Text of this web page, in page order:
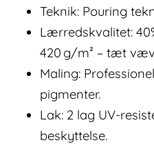
Teknik: Pouring
Lærredskvalitet:
420 g/m² – tæt
Maling:
pigmenter.
Lak: 2 lag UV-
beskyttelse.